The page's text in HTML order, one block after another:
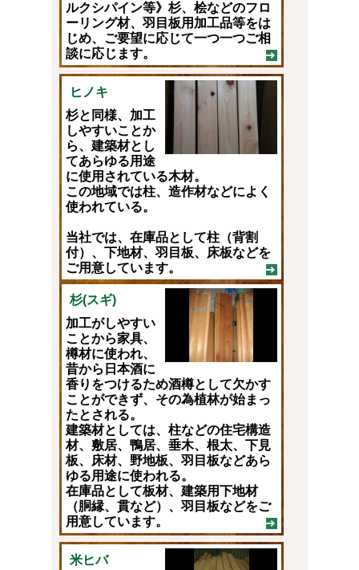
ルクシパイン等》杉、桧などのフロ
ーリング材、羽目板用加工品等をは
じめ、ご要望に応じて一つ一つご相
談に応じます。
ヒノキ
杉と同様、加工
しやすいことか
ら、建築材とし
てあらゆる用途
に使用されている木材。
この地域では柱、造作材などによく
使われている。
当社では、在庫品として柱（背割
付）、下地材、羽目板、床板などを
ご用意しています。
杉(スギ)
加工がしやすい
ことから家具、
樽材に使われ、
昔から日本酒に
香りをつけるため酒樽として欠かす
ことができず、その為植林が始まっ
たとされる。
建築材としては、柱などの住宅構造
材、敷居、鴨居、垂木、根太、下見
板、床材、野地板、羽目板などあら
ゆる用途に使われる。
在庫品として板材、建築用下地材
（胴縁、貫など）、羽目板などをご
用意しています。
米ヒバ